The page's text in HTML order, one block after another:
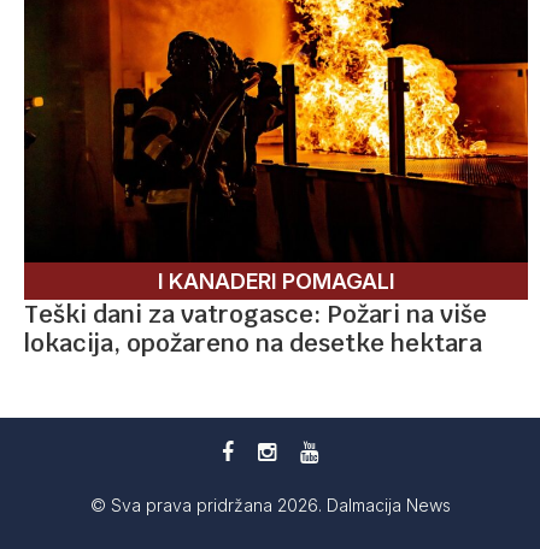
I KANADERI POMAGALI
Teški dani za vatrogasce: Požari na više
lokacija, opožareno na desetke hektara
© Sva prava pridržana 2026. Dalmacija News